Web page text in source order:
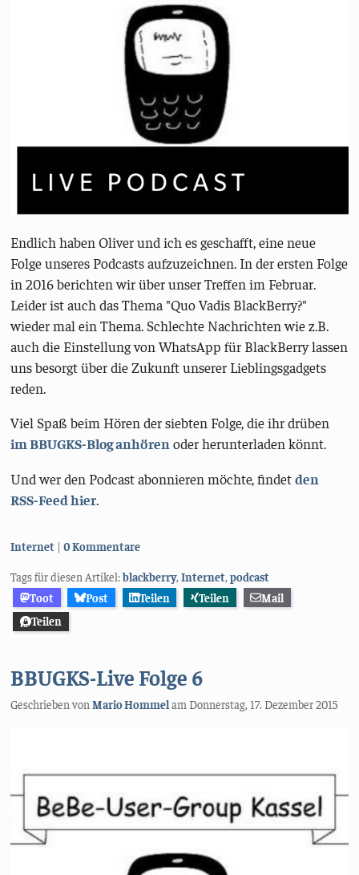
Endlich haben Oliver und ich es geschafft, eine neue
Folge unseres Podcasts aufzuzeichnen. In der ersten Folge
in 2016 berichten wir über unser Treffen im Februar.
Leider ist auch das Thema "Quo Vadis BlackBerry?"
wieder mal ein Thema. Schlechte Nachrichten wie z.B.
auch die Einstellung von WhatsApp für BlackBerry lassen
uns besorgt über die Zukunft unserer Lieblingsgadgets
reden.
Viel Spaß beim Hören der siebten Folge, die ihr drüben
im BBUGKS-Blog anhören oder herunterladen könnt.
Und wer den Podcast abonnieren möchte, findetden
RSS-Feed hier.
Kategorien:
Internet 0 Kommentare
Tags für diesen Artikel:blackberry,Internet,podcast
Toot
Post Teilen Teilen
Mail
Teilen
BBUGKS-Live Folge 6
Geschrieben vonMario HommelamDonnerstag, 17. Dezember 2015